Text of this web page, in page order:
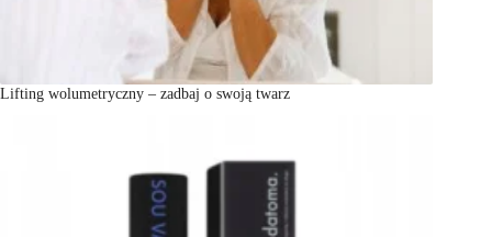
Lifting wolumetryczny – zadbaj o swoją twarz